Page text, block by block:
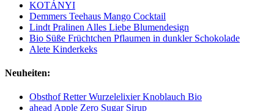
KOTÁNYI
Demmers Teehaus Mango Cocktail
Lindt Pralinen Alles Liebe Blumendesign
Bio Süße Früchtchen Pflaumen in dunkler Schokolade
Alete Kinderkeks
Neuheiten:
Obsthof Retter Wurzelelixier Knoblauch Bio
ahead Apple Zero Sugar Sirup